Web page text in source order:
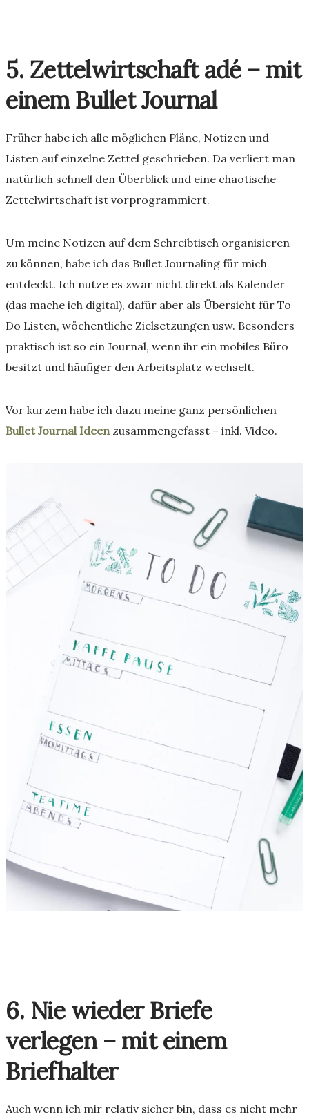
5. Zettelwirtschaft adé – mit
einem Bullet Journal
Früher habe ich alle möglichen Pläne, Notizen und
Listen auf einzelne Zettel geschrieben. Da verliert man
natürlich schnell den Überblick und eine chaotische
Zettelwirtschaft ist vorprogrammiert.
Um meine Notizen auf dem Schreibtisch organisieren
zu können, habe ich das Bullet Journaling für mich
entdeckt. Ich nutze es zwar nicht direkt als Kalender
(das mache ich digital), dafür aber als Übersicht für To
Do Listen, wöchentliche Zielsetzungen usw. Besonders
praktisch ist so ein Journal, wenn ihr ein mobiles Büro
besitzt und häufiger den Arbeitsplatz wechselt.
Vor kurzem habe ich dazu meine ganz persönlichen
Bullet Journal Ideen zusammengefasst – inkl. Video.
6. Nie wieder Briefe
verlegen – mit einem
Briefhalter
Auch wenn ich mir relativ sicher bin, dass es nicht mehr